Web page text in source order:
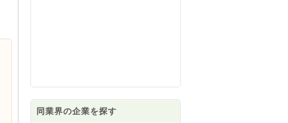
同業界の企業を探す